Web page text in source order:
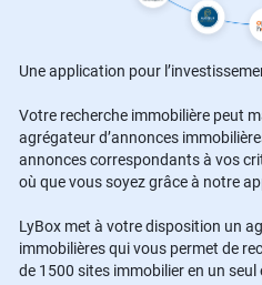
Une application pour
Votre recherche immobilière peut
agrégateur d’annonces
annonces correspondants à vos
où que vous soyez grâce à notre
LyBox met à votre disposition un
immobilières qui vous permet de
de 1500 sites immobilier en un seul